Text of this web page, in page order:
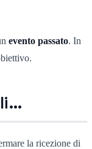
evento passato. In
la ricezione di